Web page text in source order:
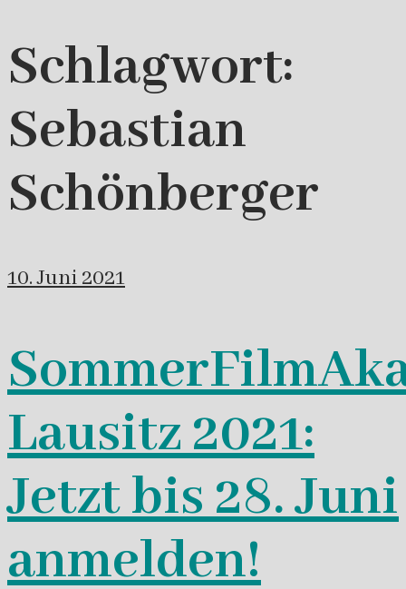
Schlagwort:
Sebastian
Schönberger
10. Juni 2021
Lausitz 2021:
Jetzt bis 28. Juni
anmelden!